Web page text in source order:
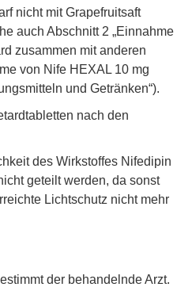
nicht mit Grapefruitsaft
auch Abschnitt 2 „Einnahme
zusammen mit anderen
von Nife HEXAL 10 mg
und Getränken“).
nach den
des Wirkstoffes Nifedipin
geteilt werden, da sonst
Lichtschutz nicht mehr
der behandelnde Arzt.